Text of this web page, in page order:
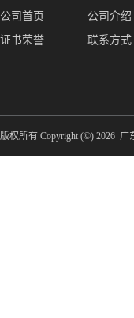
公司首页 公司介绍
证书荣誉
联系方式
版权所有 Copyright (©) 2026 广